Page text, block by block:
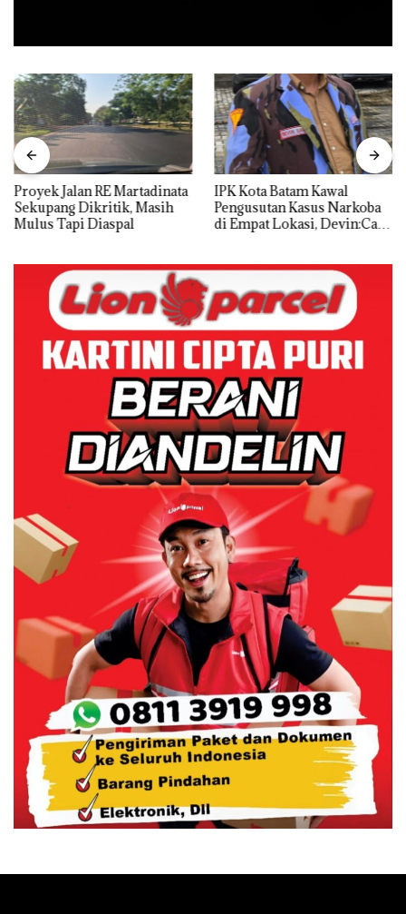
Proyek Jalan RE Martadinata
Sekupang Dikritik, Masih
Mulus Tapi Diaspal
IPK Kota Batam Kawal
Pengusutan Kasus Narkoba
di Empat Lokasi, Devin:Cari